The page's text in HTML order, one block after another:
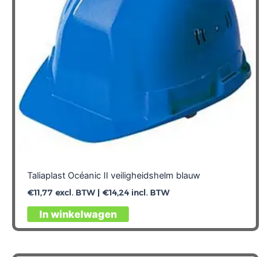
Taliaplast Océanic II veiligheidshelm blauw
€11,77excl. BTW | €14,24incl. BTW
In winkelwagen